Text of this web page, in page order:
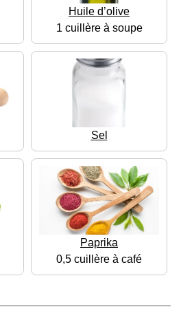
Huile d’olive
1 cuillère à soupe
Sel
Paprika
0,5 cuillère à café